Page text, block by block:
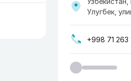
Улугбек,
+998 71 263